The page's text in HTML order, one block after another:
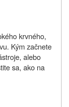
krvného,
Kým začnete
alebo
sa, ako na